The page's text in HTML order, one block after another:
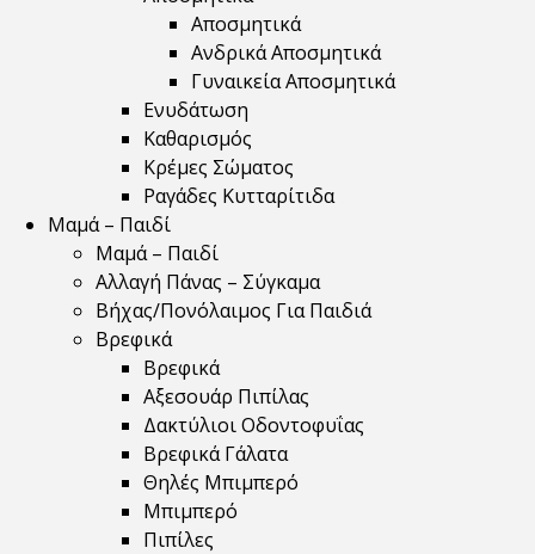
Αποσμητικά
Ανδρικά Αποσμητικά
Γυναικεία Αποσμητικά
Ενυδάτωση
Καθαρισμός
Κρέμες Σώματος
Ραγάδες Κυτταρίτιδα
Μαμά – Παιδί
Μαμά – Παιδί
Αλλαγή Πάνας – Σύγκαμα
Βήχας/Πονόλαιμος Για Παιδιά
Βρεφικά
Βρεφικά
Αξεσουάρ Πιπίλας
Δακτύλιοι Οδοντοφυΐας
Βρεφικά Γάλατα
Θηλές Μπιμπερό
Μπιμπερό
Πιπίλες